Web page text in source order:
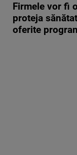
Firmele vor fi
proteja
oferite